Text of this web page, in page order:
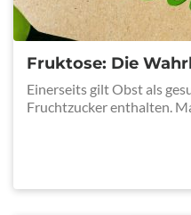
Fruktose: Die
Einerseits gilt Obst als
Fruchtzucker enthalten.